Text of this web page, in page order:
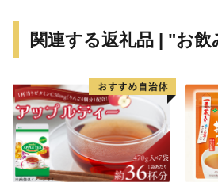
◆各お問い合わせ先はこちら◆
自動音声応答サービス
０５０－３３５５－２１９７(全自
※14桁の寄附受付番号とお申込み
必要です
※休日・夜間も対応しております
関連する返礼品 | "お飲